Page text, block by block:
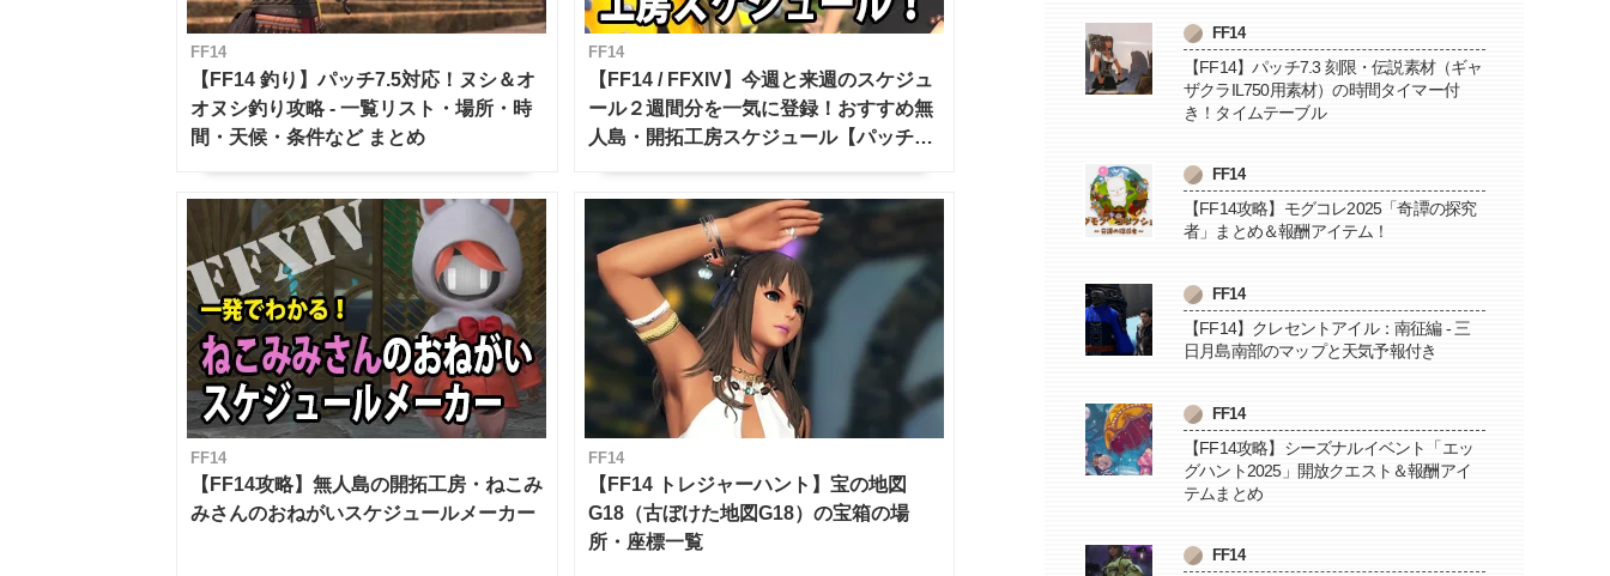
FF14
【FF14 釣り】パッチ7.5対応！ヌシ＆オ
オヌシ釣り攻略 - 一覧リスト・場所・時
間・天候・条件など まとめ
FF14
【FF14 / FFXIV】今週と来週のスケジュ
ール２週間分を一気に登録！おすすめ無
人島・開拓工房スケジュール【パッチ7.x
FF14
【FF14攻略】無人島の開拓工房・ねこみ
みさんのおねがいスケジュールメーカー
FF14
【FF14 トレジャーハント】宝の地図
G18（古ぼけた地図G18）の宝箱の場
所・座標一覧
FF14
【FF14】パッチ7.3 刻限・伝説素材（ギャ
ザクラIL750用素材）の時間タイマー付
き！タイムテーブル
FF14
【FF14攻略】モグコレ2025「奇譚の探究
者」まとめ＆報酬アイテム！
FF14
【FF14】クレセントアイル：南征編 - 三
日月島南部のマップと天気予報付き
FF14
【FF14攻略】シーズナルイベント「エッ
グハント2025」開放クエスト＆報酬アイ
テムまとめ
FF14